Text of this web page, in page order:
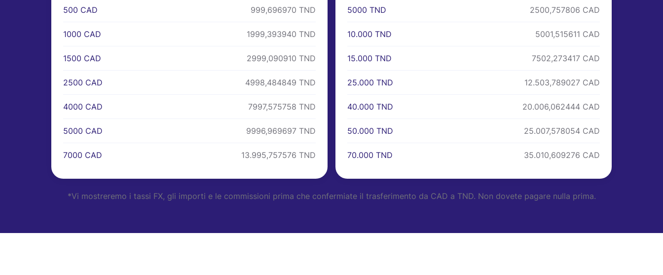
500 CAD 999,696970 TND
1000 CAD 1999,393940 TND
1500 CAD 2999,090910 TND
2500 CAD 4998,484849 TND
4000 CAD 7997,575758 TND
5000 CAD 9996,969697 TND
7000 CAD 13.995,757576 TND
5000 TND 2500,757806 CAD
10.000 TND 5001,515611 CAD
15.000 TND 7502,273417 CAD
25.000 TND 12.503,789027 CAD
40.000 TND 20.006,062444 CAD
50.000 TND 25.007,578054 CAD
70.000 TND 35.010,609276 CAD
*Vi mostreremo i tassi FX, gli importi e le commissioni prima che confermiate il trasferimento da CAD a TND. Non dovete pagare nulla prima.